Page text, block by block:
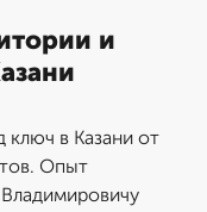
и
ключ в Казани от
Опыт